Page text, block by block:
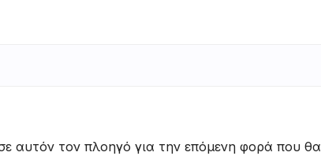
αυτόν τον πλοηγό για την επόμενη φορά που θα